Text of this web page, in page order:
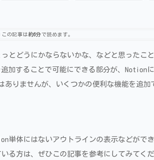
この記事は 約6分 で読めます。
とどうにかならないかな、などと思ったこ
加することで可能にできる部分が、Notion
ありませんが、いくつかの便利な機能を追加
単体にはないアウトラインの表示などがで
る方は、ぜひこの記事を参考にしてみてく